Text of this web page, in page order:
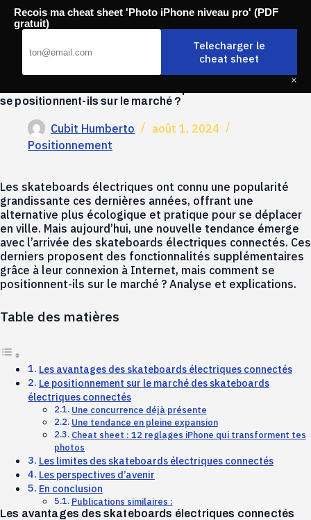
Passer
contenu
Mobili-thi
se positionnent-ils sur le marché ?
Cubit Humberto
août 1, 2024
Positionnement
Les skateboards électriques ont connu une popularité
grandissante ces dernières années, offrant une
alternative plus écologique et pratique pour se déplacer
en ville. Mais aujourd’hui, une nouvelle tendance émerge
avec l’arrivée des skateboards électriques connectés. Ces
derniers proposent des fonctionnalités supplémentaires
grâce à leur connexion à Internet, mais comment se
positionnent-ils sur le marché ? Analyse et explications.
Table des matières
Les avantages des skateboards électriques connectés
Le positionnement sur le marché des skateboards
électriques connectés
Une concurrence déjà présente
Une tendance en pleine expansion
Cheat sheet : 12 reglages iPhone qui transforment tes
photos
Les limites des skateboards électriques connectés
Les perspectives d’avenir
En conclusion
Publications similaires :
Les avantages des skateboards électriques connectés
Recois ma cheat sheet 'Photo iPhone niveau pro' (PDF
gratuit)
Telecharger le
cheat sheet
×